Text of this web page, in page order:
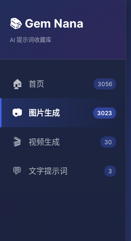
📚 Gem Nana
AI 提示词收藏库
🏠 首页 3056
📷 图片生成 3023
🎬 视频生成 30
💬 文字提示词 3